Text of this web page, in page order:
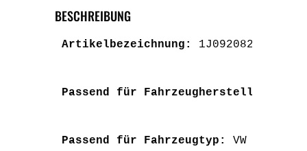
BESCHREIBUNG
Artikelbezeichnung: 1J0920825BX
Passend für Fahrzeughersteller:
Passend für Fahrzeugtyp: VW Golf